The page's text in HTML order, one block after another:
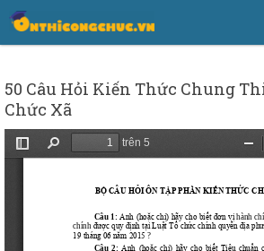
50 Câu Hỏi Kiến Thức Chung
Chức Xã